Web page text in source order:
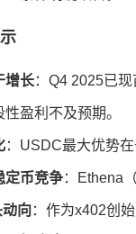
增长：Q4 2025已
盈利不及预期。
：USDC最大优势
定币竞争：Ethena
向 ：作为x402创